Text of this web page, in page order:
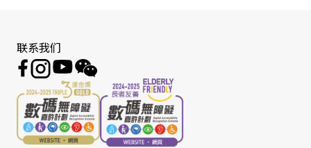
联系我们